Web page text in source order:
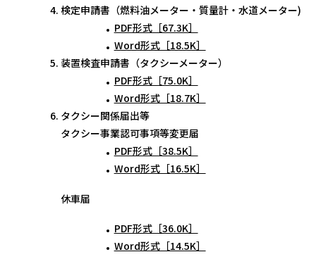
検定申請書（燃料油メーター・質量計・水道メーター)
PDF形式［67.3K］
Word形式［18.5K］
装置検査申請書（タクシーメーター）
PDF形式［75.0K］
Word形式［18.7K］
タクシー関係届出等
タクシー事業認可事項等変更届
PDF形式［38.5K］
Word形式［16.5K］
休車届
PDF形式［36.0K］
Word形式［14.5K］